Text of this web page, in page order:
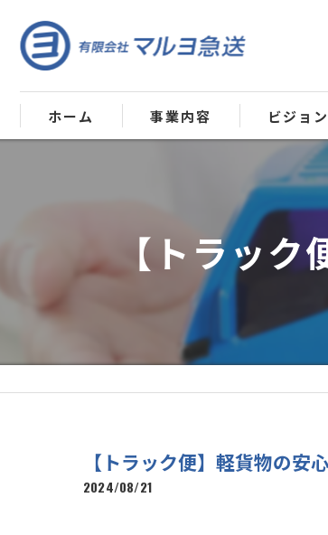
ホーム 事業内容 ビジョン
【トラック
【トラック便】軽貨物の安
2024/08/21